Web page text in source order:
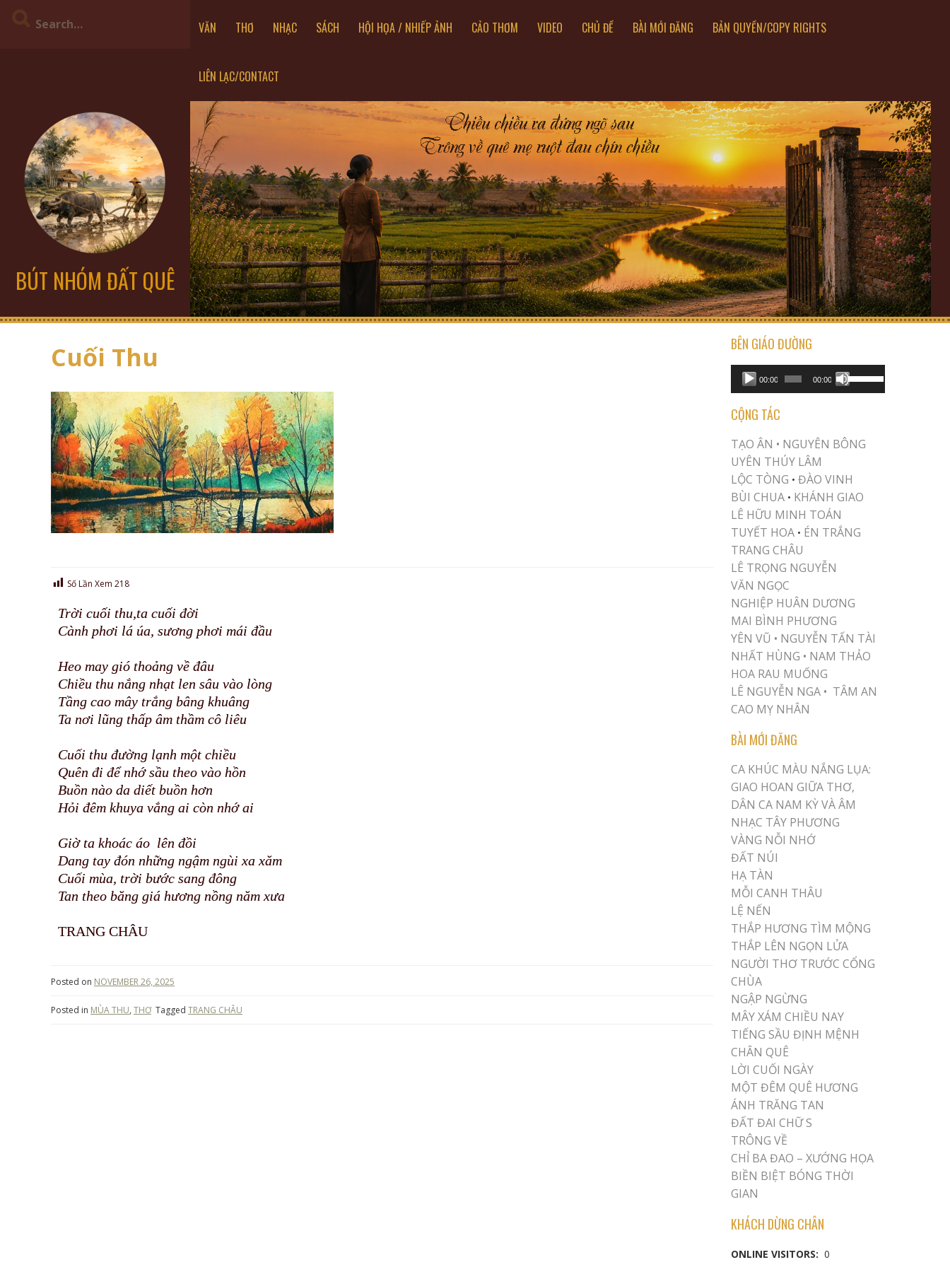
VĂN THƠ NHẠC SÁCH HỘI HỌA / NHIẾP ẢNH CẢO THƠM VIDEO CHỦ ĐỀ BÀI MỚI ĐĂNG BẢN QUYỀN/COPY RIGHTS
LIÊN LẠC/CONTACT
BÚT NHÓM ĐẤT QUÊ
Cuối Thu
Số Lần Xem 218
Trời cuối thu,ta cuối đời
Cành phơi lá úa, sương phơi mái đầu
Heo may gió thoảng về đâu
Chiều thu nắng nhạt len sâu vào lòng
Tầng cao mây trắng bâng khuâng
Ta nơi lũng thấp âm thầm cô liêu
Cuối thu đường lạnh một chiều
Quên đi để nhớ sầu theo vào hồn
Buồn nào da diết buồn hơn
Hỏi đêm khuya vắng ai còn nhớ ai
Giờ ta khoác áo lên đồi
Dang tay đón những ngậm ngùi xa xăm
Cuối mùa, trời bước sang đông
Tan theo băng giá hương nồng năm xưa
TRANG CHÂU
Posted on NOVEMBER 26, 2025
Posted in MÙA THU, THƠ Tagged TRANG CHÂU
BÊN GIÁO ĐƯỜNG
Audio
Player
00:00 00:00
USE UP/DOWN ARROW KEYS TO INCREASE OR DECREASE VOLUME.
CỘNG TÁC
TẠO ÂN • NGUYÊN BÔNG
UYÊN THÚY LÂM
LỘC TÒNG •ĐÀO VINH
BÙI CHUA • KHÁNH GIAO
LÊ HỮU MINH TOÁN
TUYẾT HOA • ÉN TRẮNG
TRANG CHÂU
LÊ TRỌNG NGUYỄN
VĂN NGỌC
NGHIỆP HUÂN DƯƠNG
MAI BÌNH PHƯƠNG
YÊN VŨ • NGUYỄN TẤN TÀI
NHẤT HÙNG • NAM THẢO
HOA RAU MUỐNG
LÊ NGUYỄN NGA • TÂM AN
CAO MỴ NHÂN
BÀI MỚI ĐĂNG
CA KHÚC MÀU NẮNG LỤA:
GIAO HOAN GIỮA THƠ,
DÂN CA NAM KỲ VÀ ÂM
NHẠC TÂY PHƯƠNG
VÀNG NỖI NHỚ
ĐẤT NÚI
HẠ TÀN
MỖI CANH THÂU
LỆ NẾN
THẮP HƯƠNG TÌM MỘNG
THẮP LÊN NGỌN LỬA
NGƯỜI THƠ TRƯỚC CỔNG
CHÙA
NGẬP NGỪNG
MÂY XÁM CHIỀU NAY
TIẾNG SẦU ĐỊNH MỆNH
CHÂN QUÊ
LỜI CUỐI NGÀY
MỘT ĐÊM QUÊ HƯƠNG
ÁNH TRĂNG TAN
ĐẤT ĐAI CHỮ S
TRÔNG VỀ
CHỈ BA ĐAO – XƯỚNG HỌA
BIỀN BIỆT BÓNG THỜI
GIAN
KHÁCH DỪNG CHÂN
ONLINE VISITORS: 0